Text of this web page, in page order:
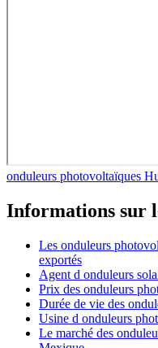
onduleurs photovoltaïques
Informations sur
Les onduleurs
exportés
Agent d onduleurs
Prix des onduleurs
Durée de vie des
Usine d onduleurs
Le marché des